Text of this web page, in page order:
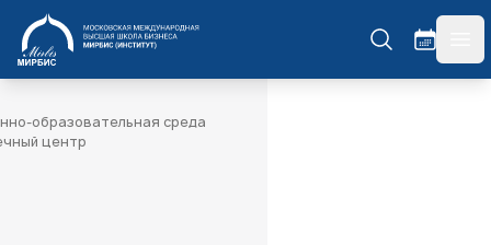
МИРБИС
образовательная среда
центр